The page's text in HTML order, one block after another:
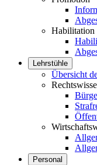
Habilitation
Lehrstühle
Übersicht
Personal